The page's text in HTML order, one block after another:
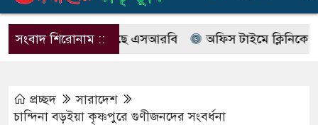
সংবাদ শিরোনাম ::
নাম বদলে আসছে এসআরবি অফিস টাইমে ক্লিনিকে
প্রচ্ছদ
সারাদেশ
চান্দিনা বড়ইয়া কৃষ্ণপুরে গুণীজনদের সংবর্ধনা